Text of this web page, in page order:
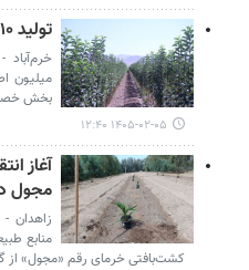
تولید ۱۰ میلیون اصله نهال در لرستان
میلیون
بخش
۱۴۰۵-۰۲-۰۵ ۱۲:۴۰
آغاز
مجول
زاهدان
منابع
کشت‌بافتی خرمای رقم «مجول» از